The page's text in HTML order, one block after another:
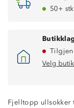
50+ stk
Velg
Fjelltopp ullsokker